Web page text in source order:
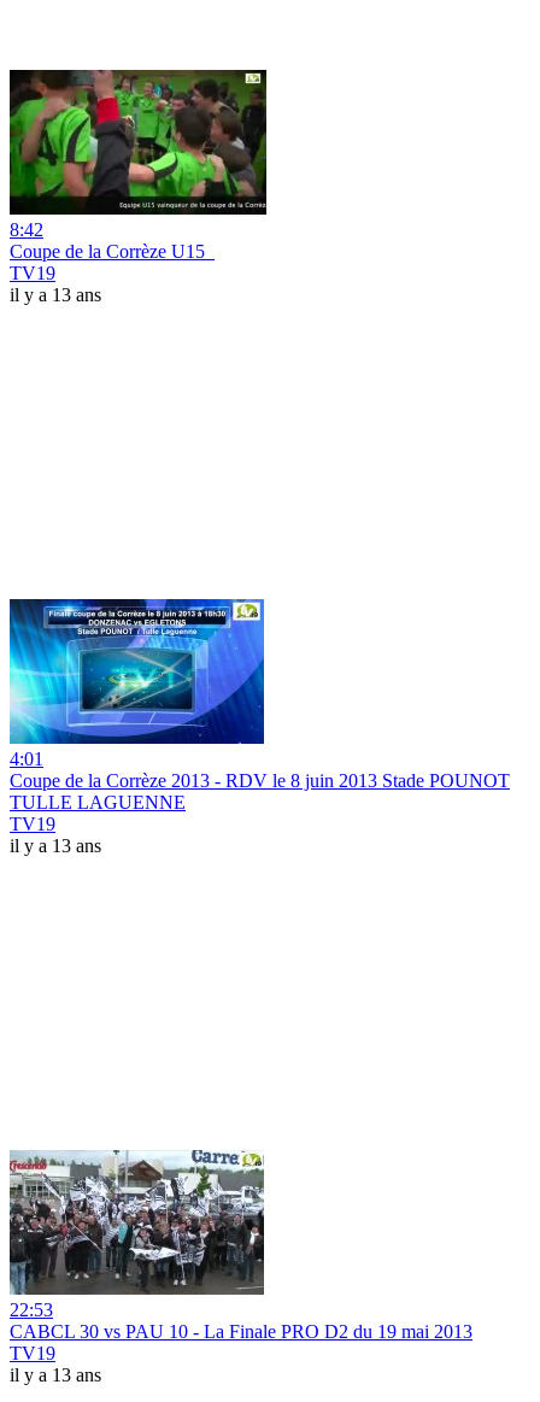
8:42
Coupe de la Corrèze U15_
TV19
il y a 13 ans
4:01
Coupe de la Corrèze 2013 - RDV le 8 juin 2013 Stade POUNOT
TULLE LAGUENNE
TV19
il y a 13 ans
22:53
CABCL 30 vs PAU 10 - La Finale PRO D2 du 19 mai 2013
TV19
il y a 13 ans